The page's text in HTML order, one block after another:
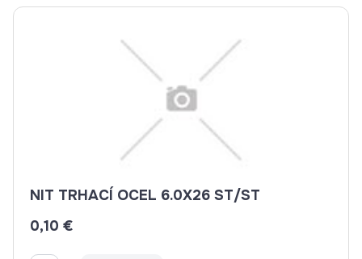
NIT TRHACÍ OCEL 6.0X26 ST/ST
0,10 €